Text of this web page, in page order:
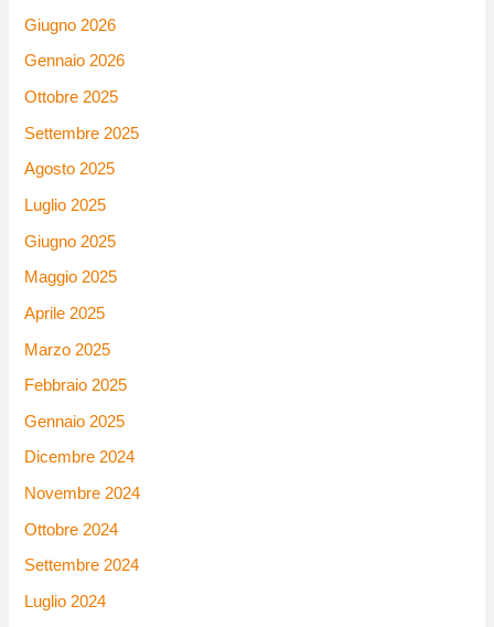
Giugno 2026
Gennaio 2026
Ottobre 2025
Settembre 2025
Agosto 2025
Luglio 2025
Giugno 2025
Maggio 2025
Aprile 2025
Marzo 2025
Febbraio 2025
Gennaio 2025
Dicembre 2024
Novembre 2024
Ottobre 2024
Settembre 2024
Luglio 2024